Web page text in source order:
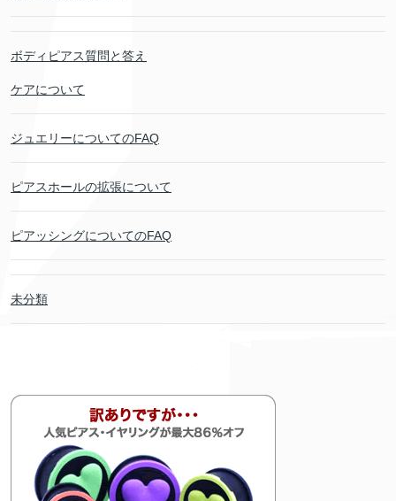
ボディピアス質問と答え
ケアについて
ジュエリーについてのFAQ
ピアスホールの拡張について
ピアッシングについてのFAQ
未分類